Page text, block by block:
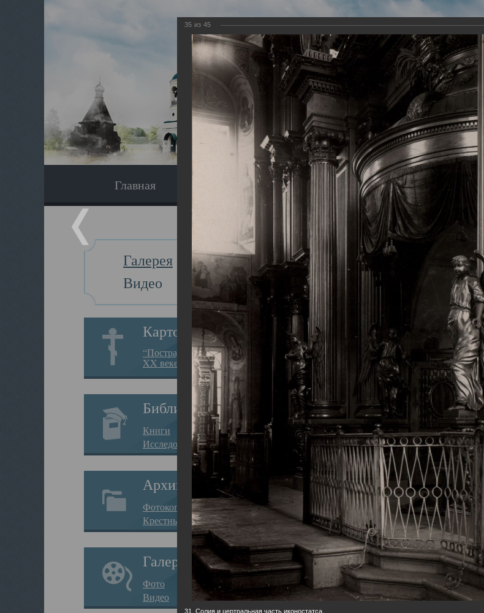
Сайт
Главная Экскурсия Наследники
Галерея
Видео
Картотека
“Пострадавшие за веру в
XX веке на Севере”
Библиотека
Книги
Исследования
Архив
Фотокопии дел
Крестные ходы
Галерея
Фото
Видео
Главная Храмы-мученики
Свято-Троицкий
Свято-Троицкий собор Архангельска
23.12.2015
Сегодня мы можем говорить, что
пострадал от целенаправленных
выдающихся памятников архитектуры.
вызванная борьбой с религией, набравшая
разрушение православного центра
собора Архангельска.
Возникнув в начале XVIII века в
двухэтажный Троицкий собор, сразу
XVIII веке по масштабам ему не было равных
оставался самым высоким и значительным из
второе место, после гостиных дворов, в
Один из самых больших и светлых соборов
портового города с отраженными в ней
архангелогородской школы церковного
Масштабность, благолепие и богатство
заслуженно выделяя из многочисленных
иконостас украшенный колоннами
царскими вратами, изящным фронтоном и
собой поистине художественную ценность. В
35 из 45
31. Солия и цертральная часть иконостатса.